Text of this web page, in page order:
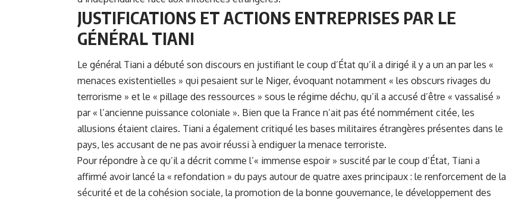
JUSTIFICATIONS ET ACTIONS ENTREPRISES PAR LE
GÉNÉRAL TIANI
Le général Tiani a débuté son discours en justifiant le coup d’État qu’il a dirigé il y a un an par les «
menaces existentielles » qui pesaient sur le Niger, évoquant notamment « les obscurs rivages du
terrorisme » et le « pillage des ressources » sous le régime déchu, qu’il a accusé d’être « vassalisé »
par « l’ancienne puissance coloniale ». Bien que la France n’ait pas été nommément citée, les
allusions étaient claires. Tiani a également critiqué les bases militaires étrangères présentes dans le
pays, les accusant de ne pas avoir réussi à endiguer la menace terroriste.
Pour répondre à ce qu’il a décrit comme l’« immense espoir » suscité par le coup d’État, Tiani a
affirmé avoir lancé la « refondation » du pays autour de quatre axes principaux : le renforcement de la
sécurité et de la cohésion sociale, la promotion de la bonne gouvernance, le développement des